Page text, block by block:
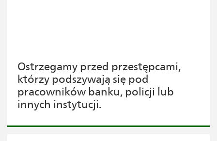
Ostrzegamy przed przestępcami,
którzy podszywają się pod
pracowników banku, policji lub
innych instytucji.